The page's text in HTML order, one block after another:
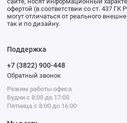
офертой (в соответствии со ст. 437
могут отличаться от реального
так и по дизайну.
Поддержка
+7 (3822) 900-448
Обратный звонок
Режим работы офиса
Будни с 8:00 до 17:00
Пятница с 8:00 до 16:00